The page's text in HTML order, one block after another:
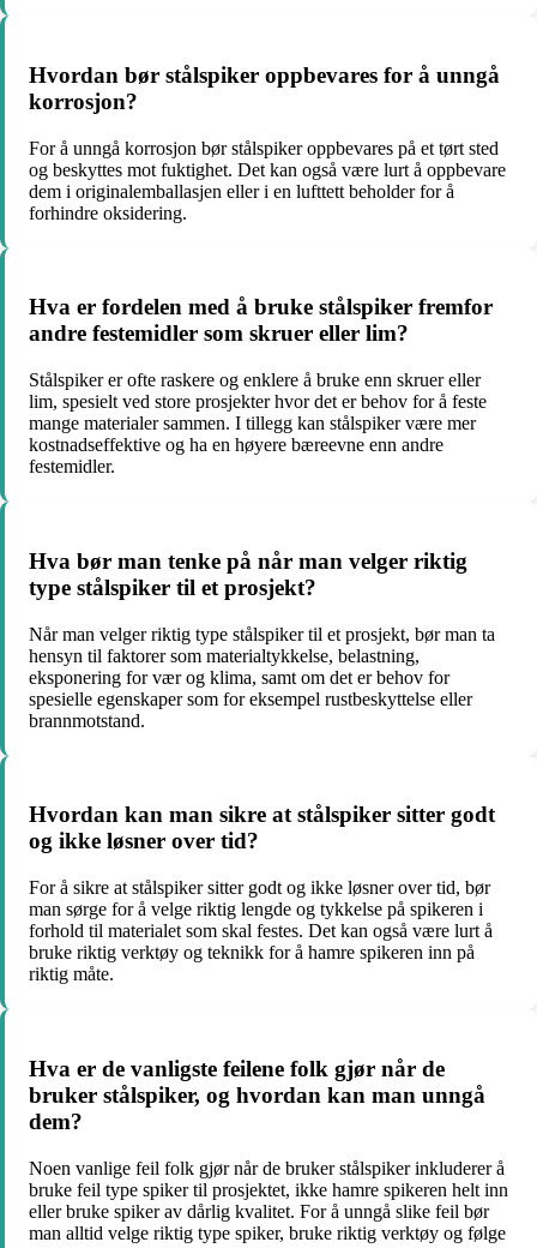
Hvordan bør stålspiker oppbevares for å unngå
korrosjon?
For å unngå korrosjon bør stålspiker oppbevares på et tørt sted
og beskyttes mot fuktighet. Det kan også være lurt å oppbevare
dem i originalemballasjen eller i en lufttett beholder for å
forhindre oksidering.
Hva er fordelen med å bruke stålspiker fremfor
andre festemidler som skruer eller lim?
Stålspiker er ofte raskere og enklere å bruke enn skruer eller
lim, spesielt ved store prosjekter hvor det er behov for å feste
mange materialer sammen. I tillegg kan stålspiker være mer
kostnadseffektive og ha en høyere bæreevne enn andre
festemidler.
Hva bør man tenke på når man velger riktig
type stålspiker til et prosjekt?
Når man velger riktig type stålspiker til et prosjekt, bør man ta
hensyn til faktorer som materialtykkelse, belastning,
eksponering for vær og klima, samt om det er behov for
spesielle egenskaper som for eksempel rustbeskyttelse eller
brannmotstand.
Hvordan kan man sikre at stålspiker sitter godt
og ikke løsner over tid?
For å sikre at stålspiker sitter godt og ikke løsner over tid, bør
man sørge for å velge riktig lengde og tykkelse på spikeren i
forhold til materialet som skal festes. Det kan også være lurt å
bruke riktig verktøy og teknikk for å hamre spikeren inn på
riktig måte.
Hva er de vanligste feilene folk gjør når de
bruker stålspiker, og hvordan kan man unngå
dem?
Noen vanlige feil folk gjør når de bruker stålspiker inkluderer å
bruke feil type spiker til prosjektet, ikke hamre spikeren helt inn
eller bruke spiker av dårlig kvalitet. For å unngå slike feil bør
man alltid velge riktig type spiker, bruke riktig verktøy og følge